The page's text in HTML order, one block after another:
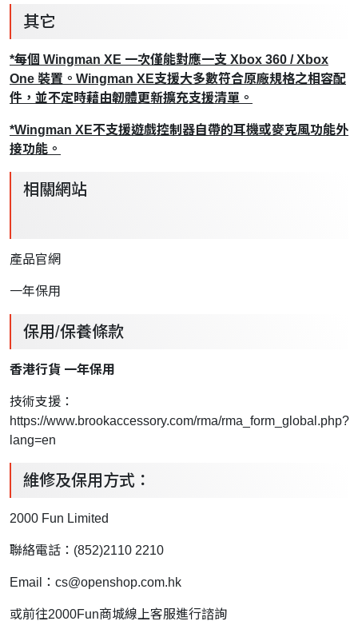
其它
*每個 Wingman XE 一次僅能對應一支 Xbox 360 / Xbox
One 裝置。Wingman XE支援大多數符合原廠規格之相容配
件，並不定時藉由韌體更新擴充支援清單。
*Wingman XE不支援遊戲控制器自帶的耳機或麥克風功能外
接功能。
相關網站
產品官網
一年保用
保用/保養條款
香港行貨 一年保用
技術支援：
https://www.brookaccessory.com/rma/rma_form_global.php?
lang=en
維修及保用方式：
2000 Fun Limited
聯絡電話：(852)2110 2210
Email： cs@openshop.com.hk
或前往2000Fun商城線上客服進行諮詢